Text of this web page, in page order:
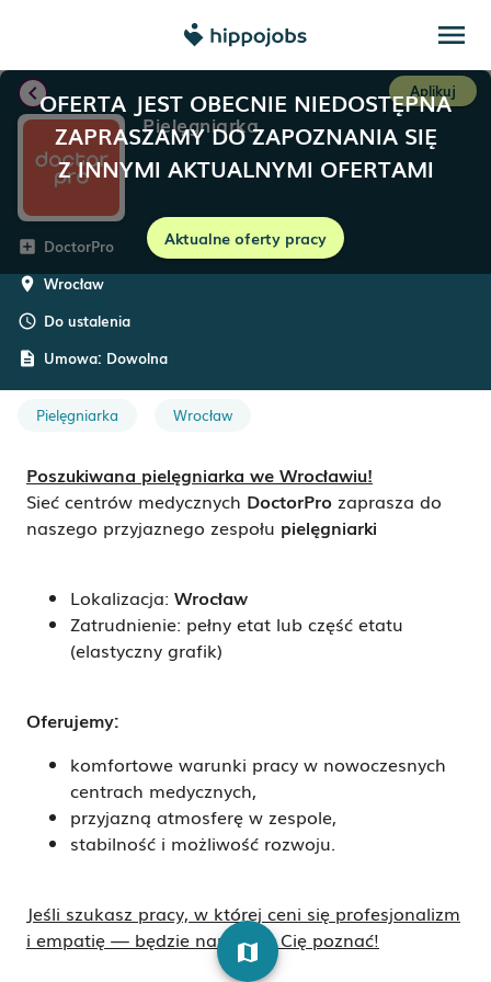
menu
OFERTA JEST OBECNIE NIEDOSTĘPNA
ZAPRASZAMY DO ZAPOZNANIA SIĘ
Z INNYMI AKTUALNYMI OFERTAMI
Aktualne oferty pracy
chevron_left Aplikuj
Pielęgniarka
add_box DoctorPro
room Wrocław
schedule Do ustalenia
description Umowa: Dowolna
Pielęgniarka Wrocław
Poszukiwana pielęgniarka we Wrocławiu!
Sieć centrów medycznych DoctorPro zaprasza do
naszego przyjaznego zespołu pielęgniarki
Lokalizacja: Wrocław
Zatrudnienie: pełny etat lub część etatu
(elastyczny grafik)
Oferujemy:
komfortowe warunki pracy w nowoczesnych
centrach medycznych,
przyjazną atmosferę w zespole,
stabilność i możliwość rozwoju.
Jeśli szukasz pracy, w której ceni się profesjonalizm
i empatię — będzie nam miło Cię poznać!
map